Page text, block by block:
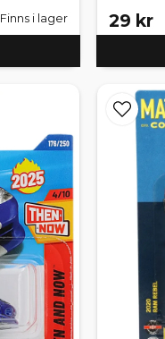
Finns i lager 29 kr